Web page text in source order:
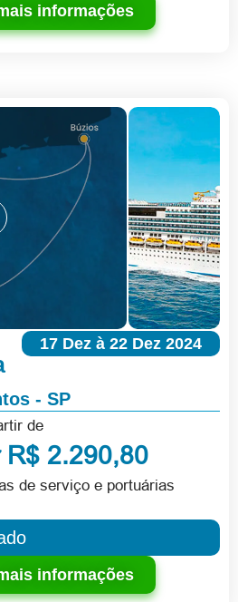
informações
17 Dez à 22 Dez 2024
- SP
de
R$ 2.290,80
de serviço e portuárias
informações